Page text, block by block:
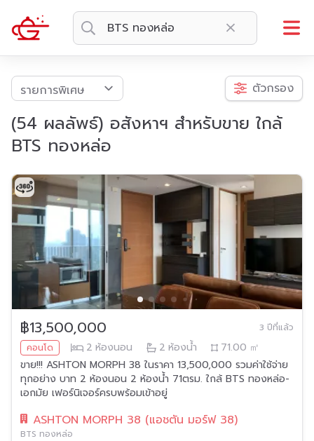
(54 ผลลัพธ์) อสังหาฯ สำหรับขาย ใกล้
BTS ทองหล่อ
ตัวกรอง
฿13,500,000
3 ปีที่แล้ว
คอนโด
2 ห้องนอน 2 ห้องน้ำ 71.00 ㎡
ขาย!!! ASHTON MORPH 38 ในราคา 13,500,000 รวมค่าใช้จ่าย
ทุกอย่าง บาท 2 ห้องนอน 2 ห้องน้ำ 71ตรม. ใกล้ BTS ทองหล่อ-
เอกมัย เฟอร์นิเจอร์ครบพร้อมเข้าอยู่
ASHTON MORPH 38 (แอชตัน มอร์ฟ 38)
BTS ทองหล่อ